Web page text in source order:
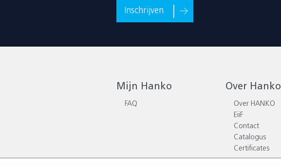
Inschrijven
Mijn Hanko
FAQ
Over Hanko
Over HANKO
EiiF
Contact
Catalogus
Certificates